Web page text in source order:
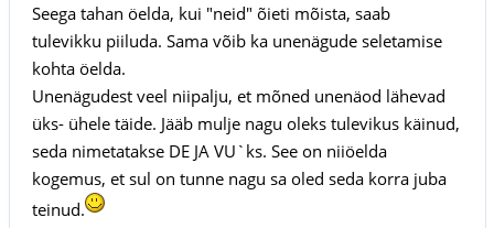
Seega tahan öelda, kui "neid" õieti mõista, saab
tulevikku piiluda. Sama võib ka unenägude seletamise
kohta öelda.
Unenägudest veel niipalju, et mõned unenäod lähevad
üks- ühele täide. Jääb mulje nagu oleks tulevikus käinud,
seda nimetatakse DE JA VU`ks. See on niiöelda
kogemus, et sul on tunne nagu sa oled seda korra juba
teinud.